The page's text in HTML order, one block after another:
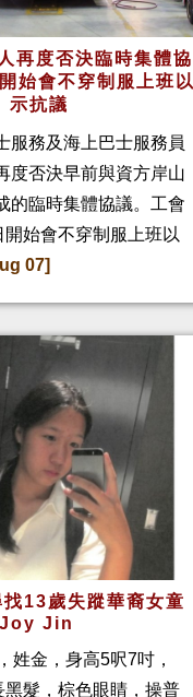
再度否決臨時集體協
始會不穿制服上班以
示抗議
服務及海上巴士服務員
度否決早前與資方岸山
的臨時集體協議。工會
開始會不穿制服上班以
07]
13歲失蹤華裔女童
Joy Jin
姓金，身高5呎7吋，
黑髮，棕色眼睛，操普